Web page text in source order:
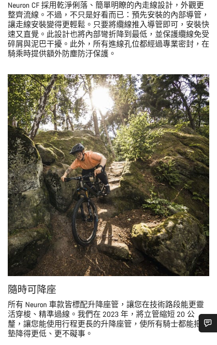
Neuron CF 採用乾淨俐落、簡單明瞭的內走線設計，外觀更
整齊流線。不過，不只是好看而已：預先安裝的內部導管，
讓走線安裝變得更輕鬆。只要將纜線推入導管即可，安裝快
速又直覺。此設計也將內部彎折降到最低，並保護纜線免受
碎屑與泥巴干擾。此外，所有進線孔位都經過專業密封，在
騎乘時提供額外防塵防汙保護。
隨時可降座
所有 Neuron 車款皆標配升降座管，讓您在技術路段能更靈
活穿梭、精準過線。我們在 2023 年，將立管縮短 20 公
釐，讓您能使用行程更長的升降座管，使所有騎士都能把座
墊降得更低、更不礙事。
需要協助嗎？